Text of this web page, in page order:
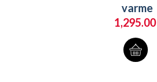
varme
1,295.00